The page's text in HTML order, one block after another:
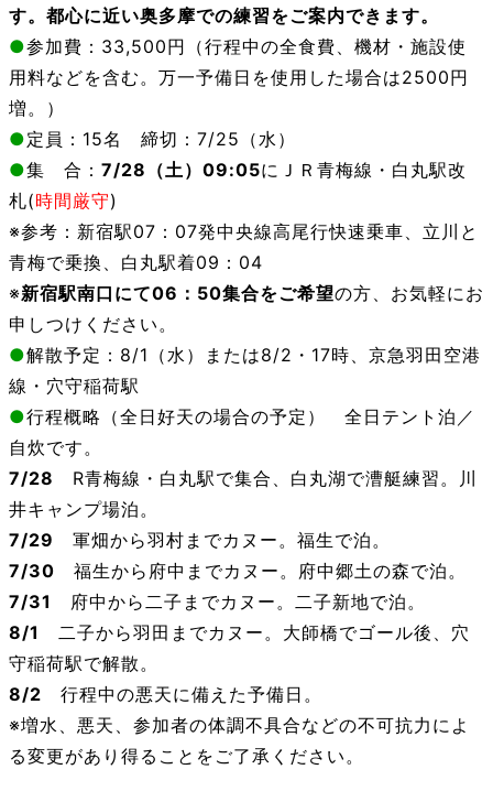
す。 都心に近い奥多摩での練習をご案内できます。
●参加費：33,500円（行程中の全食費、機材・施設使
用料などを含む。万一予備日を使用した場合は2500円
増。）
●定員：15名 締切：7/25（水）
●集 合： 7/28（土）09:05にＪＲ青梅線・白丸駅改
札(時間厳守)
※参考：新宿駅07：07発中央線高尾行快速乗車、立川と
青梅で乗換、白丸駅着09：04
※新宿駅南口にて06：50集合をご希望の方、お気軽にお
申しつけください。
●解散予定：8/1（水）または8/2・17時、京急羽田空港
線・穴守稲荷駅
●行程概略（全日好天の場合の予定） 全日テント泊／
自炊です。
7/28 R青梅線・白丸駅で集合、白丸湖で漕艇練習。川
井キャンプ場泊。
7/29 軍畑から羽村までカヌー。福生で泊。
7/30 福生から府中までカヌー。府中郷土の森で泊。
7/31 府中から二子までカヌー。二子新地で泊。
8/1 二子から羽田までカヌー。大師橋でゴール後、穴
守稲荷駅で解散。
8/2 行程中の悪天に備えた予備日。
※増水、悪天、参加者の体調不具合などの不可抗力によ
る変更があり得ることをご了承ください。